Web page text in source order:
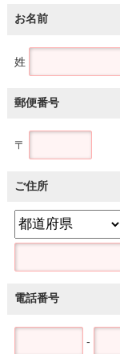
お名前
姓
郵便番号
〒
ご住所
電話番号
-